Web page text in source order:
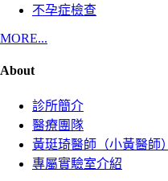
不孕症檢查
MORE...
About
診所簡介
醫療團隊
黃珽琦醫師（小黃醫師）
專屬實驗室介紹